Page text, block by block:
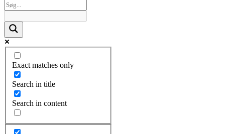
Exact matches only
Search in title
Search in content